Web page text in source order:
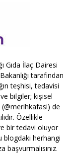
Gıda İlaç Dairesi
tarafından
teşhisi, tedavisi
bilgiler; kişisel
de
Özellikle
bir tedavi oluyor
blogdaki herhangi